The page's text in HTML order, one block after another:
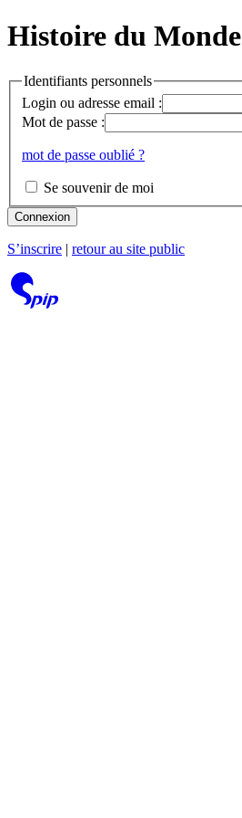
Histoire du Monde
Identifiants personnels
Login ou adresse email :
Mot de passe :
mot de passe oublié ?
Se souvenir de moi
Connexion
S’inscrire retour au site public